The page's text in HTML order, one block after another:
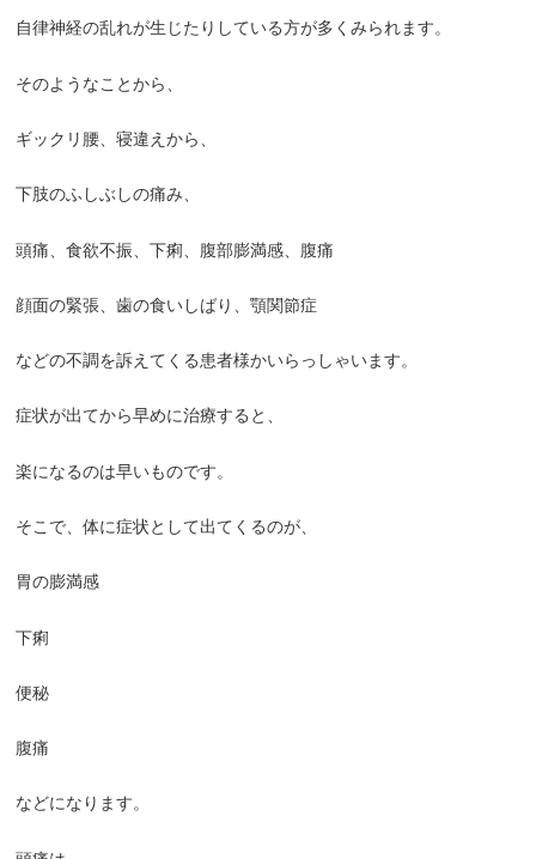
自律神経の乱れが生じたりしている方が多くみられます。
そのようなことから、
ギックリ腰、寝違えから、
下肢のふしぶしの痛み、
頭痛、食欲不振、下痢、腹部膨満感、腹痛
顔面の緊張、歯の食いしばり、顎関節症
などの不調を訴えてくる患者様かいらっしゃいます。
症状が出てから早めに治療すると、
楽になるのは早いものです。
そこで、体に症状として出てくるのが、
胃の膨満感
下痢
便秘
腹痛
などになります。